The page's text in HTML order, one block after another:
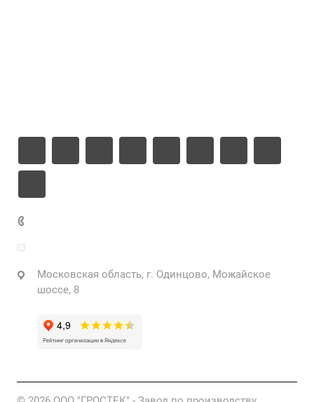
Московская область, г. Одинцово, Можайское
шоссе, 8